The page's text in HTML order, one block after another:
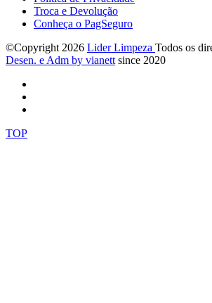
Troca e Devolução
Conheça o PagSeguro
©Copyright 2026 Lider Limpeza Todos os
Desen. e Adm by vianett since 2020
TOP